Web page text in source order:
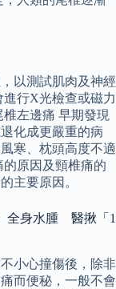
以測試肌肉及神經
行X光檢查或磁力
左邊痛 早期發現
化成更嚴重的病
寒、枕頭高度不適
原因及頸椎痛的
主要原因。
全身水腫 醫揪「1
小心撞傷後，除非
而便秘，一般不會